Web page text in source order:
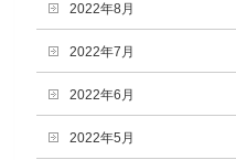
2022年8月
2022年7月
2022年6月
2022年5月